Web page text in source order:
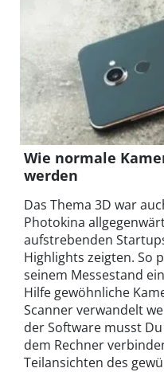
Wie normale
werden
Das Thema 3D war
Photokina
aufstrebenden
Highlights zeigten. So
seinem Messestand
Hilfe gewöhnliche
Scanner verwandelt
der Software musst
dem Rechner
Teilansichten des